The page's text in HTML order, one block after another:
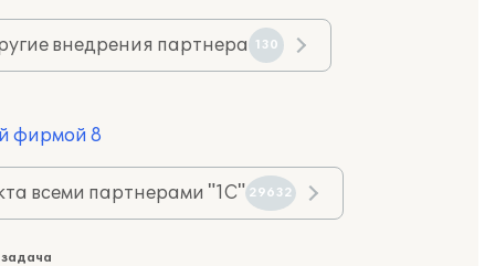
внедрения партнера 130
фирмой 8
всеми партнерами "1С" 29632